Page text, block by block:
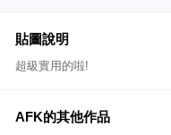
貼圖說明
超級實用的啦!
AFK的其他作品